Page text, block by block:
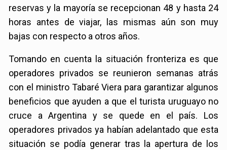
reservas y la mayoría se recepcionan 48 y hasta 24
horas antes de viajar, las mismas aún son muy
bajas con respecto a otros años.
Tomando en cuenta la situación fronteriza es que
operadores privados se reunieron semanas atrás
con el ministro Tabaré Viera para garantizar algunos
beneficios que ayuden a que el turista uruguayo no
cruce a Argentina y se quede en el país. Los
operadores privados ya habían adelantado que esta
situación se podía generar tras la apertura de los